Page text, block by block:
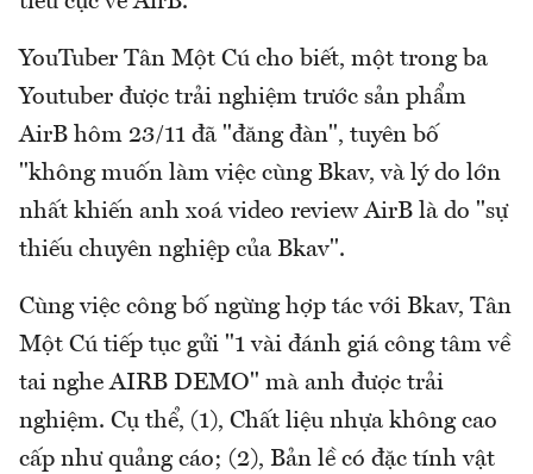
YouTuber Tân Một Cú cho biết, một trong ba
Youtuber được trải nghiệm trước sản phẩm
AirB hôm 23/11 đã "đăng đàn", tuyên bố
"không muốn làm việc cùng Bkav, và lý do lớn
nhất khiến anh xoá video review AirB là do "sự
thiếu chuyên nghiệp của Bkav".
Cùng việc công bố ngừng hợp tác với Bkav, Tân
Một Cú tiếp tục gửi "1 vài đánh giá công tâm về
tai nghe AIRB DEMO" mà anh được trải
nghiệm. Cụ thể, (1), Chất liệu nhựa không cao
cấp như quảng cáo; (2), Bản lề có đặc tính vật